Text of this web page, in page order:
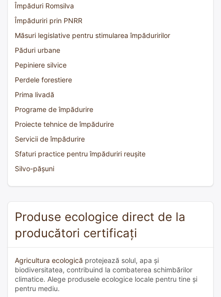
Împăduri Romsilva
Împăduriri prin PNRR
Măsuri legislative pentru stimularea împăduririlor
Păduri urbane
Pepiniere silvice
Perdele forestiere
Prima livadă
Programe de împădurire
Proiecte tehnice de împădurire
Servicii de împădurire
Sfaturi practice pentru împăduriri reușite
Silvo-pășuni
Produse ecologice direct de la
producători certificați
Agricultura ecologică protejează solul, apa și
biodiversitatea, contribuind la combaterea schimbărilor
climatice. Alege produsele ecologice locale pentru tine și
pentru mediu.